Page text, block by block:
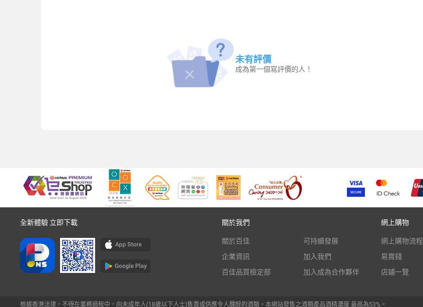
未有評價
成為第一個寫評價的人！
全新體驗 立即下載 關於我們
關於百佳
企業資訊
百佳品質檢定部
可持續發展
加入我們
加入成為合作夥伴
網上購物
網上購物流程
易賞錢
店鋪一覽
根據香港法律，不得在業務過程中，向未成年人(18歲以下人士)售賣或供應令人醺醉的酒類。本網站發售之酒類產品酒精濃度 最高為53%。